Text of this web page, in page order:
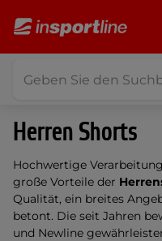
Herren Shorts
Hochwertige
große Vorteile der
Qualität, ein breites
betont. Die seit Jahren
und Newline